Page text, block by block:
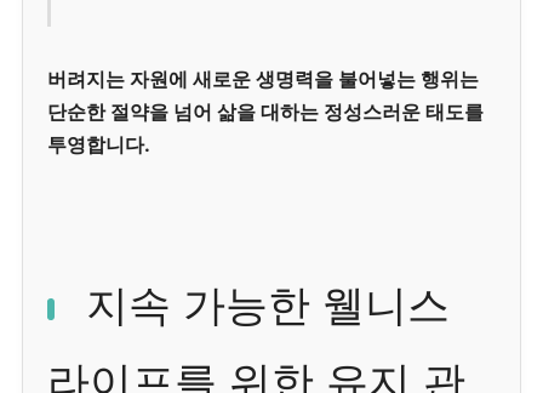
버려지는 자원에 새로운 생명력을 불어넣는 행위는
단순한 절약을 넘어 삶을 대하는 정성스러운 태도를
투영합니다.
지속 가능한 웰니스
라이프를 위한 유지 관